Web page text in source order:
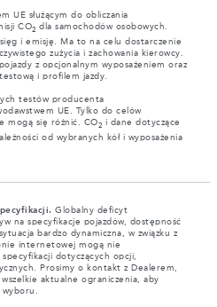
UE służącym do obliczania
CO2 dla samochodów osobowych.
i emisję. Ma to na celu dostarczenie
zużycia i zachowania kierowcy.
z opcjonalnym wyposażeniem oraz
i profilem jazdy.
testów producenta
UE. Tylko do celów
mogą się różnić. CO2 i dane dotyczące
od wybranych kół i wyposażenia
Globalny deficyt
na specyfikacje pojazdów, dostępność
bardzo dynamiczna, w związku z
internetowej mogą nie
dotyczących opcji,
Prosimy o kontakt z Dealerem,
aktualne ograniczenia, aby
wyboru.